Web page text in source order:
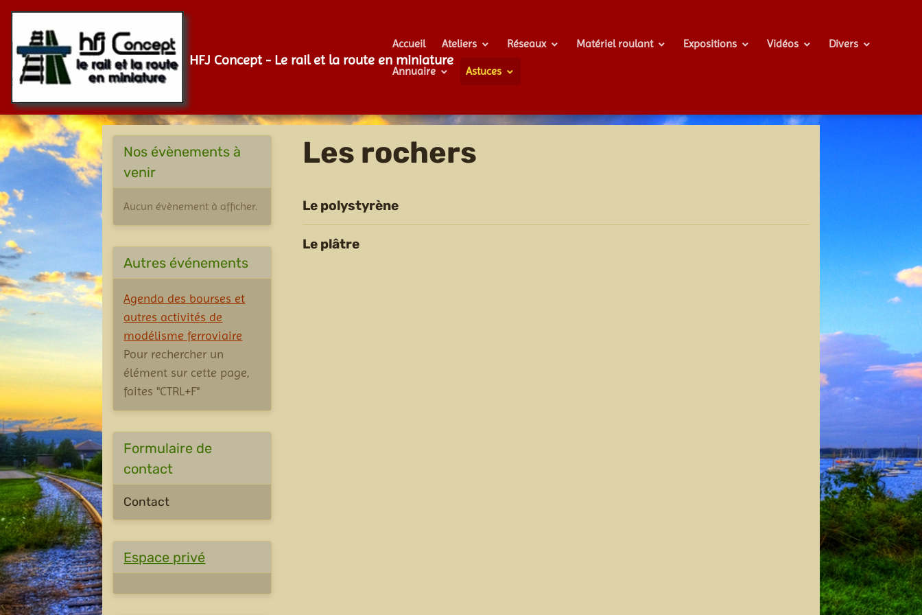
HFJ Concept - Le rail et la route en miniature
Accueil Ateliers Réseaux Matériel roulant Expositions Vidéos Divers
Annuaire Astuces
Les rochers
Le polystyrène
Le plâtre
Nos évènements à
venir
Aucun évènement à afficher.
Autres événements
Agenda des bourses et
autres activités de
modélisme ferroviaire
Pour rechercher un
élément sur cette page,
faites "CTRL+F"
Formulaire de
contact
Contact
Espace privé